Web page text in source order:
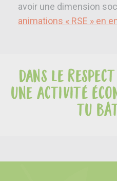
avoir une dimension
animations « RSE » en
Dans le
une activité
tu